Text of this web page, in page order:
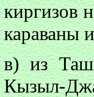
киргизов
караваны
в) из
Кызыл-